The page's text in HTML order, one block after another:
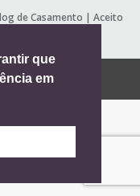
de Casamento | Aceito
que
em